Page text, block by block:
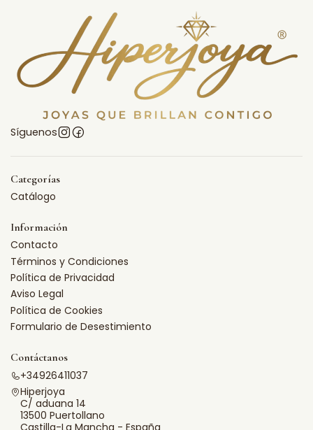
Síguenos
Categorías
Catálogo
Información
Contacto
Términos y Condiciones
Política de Privacidad
Aviso Legal
Política de Cookies
Formulario de Desestimiento
Contáctanos
+34926411037
Hiperjoya
C/ aduana 14
13500 Puertollano
Castilla-La Mancha - España